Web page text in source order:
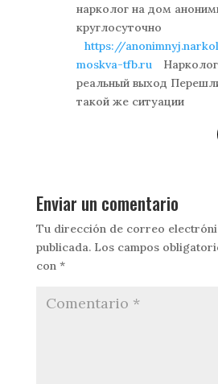
нарколог на дом
круглосуточно
https://
moskva-tfb.ru
реальный выход
такой же ситуации
Enviar un comentario
Tu dirección de correo
publicada. Los campos
con *